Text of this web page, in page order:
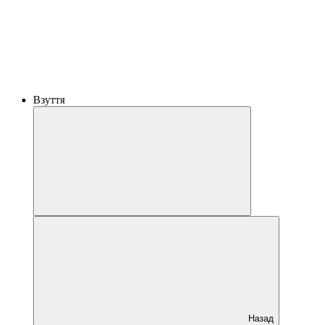
Взуття
Назад